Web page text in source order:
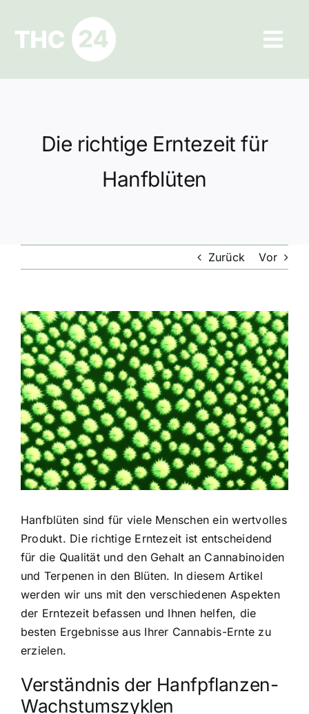
springen
Ratgeber
Die richtige Erntezeit für
Hanfblüten
Zurück Vor
Zeige
grösseres
Bild
Hanfblüten sind für viele Menschen ein wertvolles
Produkt. Die richtige Erntezeit ist entscheidend
für die Qualität und den Gehalt an Cannabinoiden
und Terpenen in den Blüten. In diesem Artikel
werden wir uns mit den verschiedenen Aspekten
der Erntezeit befassen und Ihnen helfen, die
besten Ergebnisse aus Ihrer Cannabis-Ernte zu
erzielen.
Verständnis der Hanfpflanzen-
Wachstumszyklen